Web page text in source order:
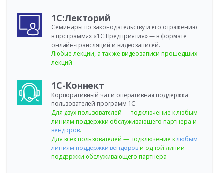
1С:Лекторий
Семинары по законодательству и его отражению
в программах «1С:Предприятия» — в формате
онлайн-трансляций и видеозаписей.
Любые лекции, а так же видеозаписи прошедших
лекций
1С-Коннект
Корпоративный чат и оперативная поддержка
пользователей программ 1С
Для двух пользователей — подключение к любым
линиям поддержки обслуживающего партнера и
вендоров.
Для всех пользователей — подключение клюбым
линиям поддержки вендорови одной линии
поддержки обслуживающего партнера